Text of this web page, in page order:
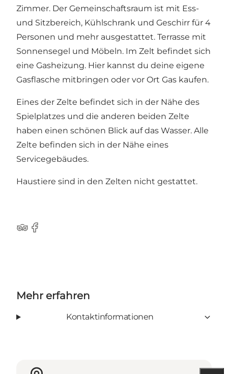
Zimmer. Der Gemeinschaftsraum ist mit Ess-
und Sitzbereich, Kühlschrank und Geschirr für 4
Personen und mehr ausgestattet. Terrasse mit
Sonnensegel und Möbeln. Im Zelt befindet sich
eine Gasheizung. Hier kannst du deine eigene
Gasflasche mitbringen oder vor Ort Gas kaufen.
Eines der Zelte befindet sich in der Nähe des
Spielplatzes und die anderen beiden Zelte
haben einen schönen Blick auf das Wasser. Alle
Zelte befinden sich in der Nähe eines
Servicegebäudes.
Haustiere sind in den Zelten nicht gestattet.
Tripadvisor
Facebook
Mehr erfahren
Kontaktinformationen